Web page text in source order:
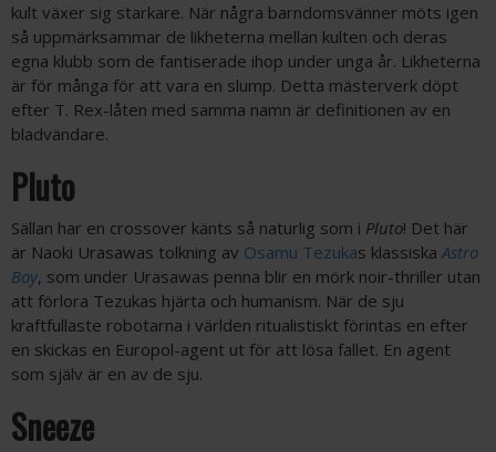
kult växer sig starkare. När några barndomsvänner möts igen
så uppmärksammar de likheterna mellan kulten och deras
egna klubb som de fantiserade ihop under unga år. Likheterna
är för många för att vara en slump. Detta mästerverk döpt
efter T. Rex-låten med samma namn är definitionen av en
bladvändare.
Pluto
Sällan har en crossover känts så naturlig som i Pluto! Det här
är Naoki Urasawas tolkning av Osamu Tezukas klassiskaAstro
Boy, som under Urasawas penna blir en mörk noir-thriller utan
att förlora Tezukas hjärta och humanism. När de sju
kraftfullaste robotarna i världen ritualistiskt förintas en efter
en skickas en Europol-agent ut för att lösa fallet. En agent
som själv är en av de sju.
Sneeze